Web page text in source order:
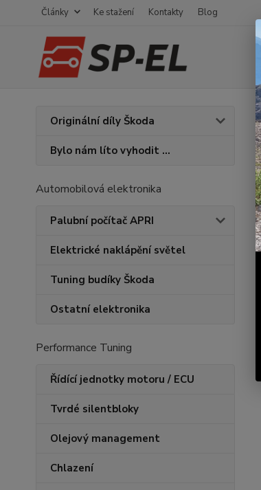
Články Ke stažení Kontakty Blog
Originální díly Škoda
Bylo nám líto vyhodit ...
Automobilová elektronika
Palubní počítač APRI
Elektrické naklápění světel
Tuning budíky Škoda
Ostatní elektronika
Performance Tuning
Řídící jednotky motoru / ECU
Tvrdé silentbloky
Olejový management
Chlazení